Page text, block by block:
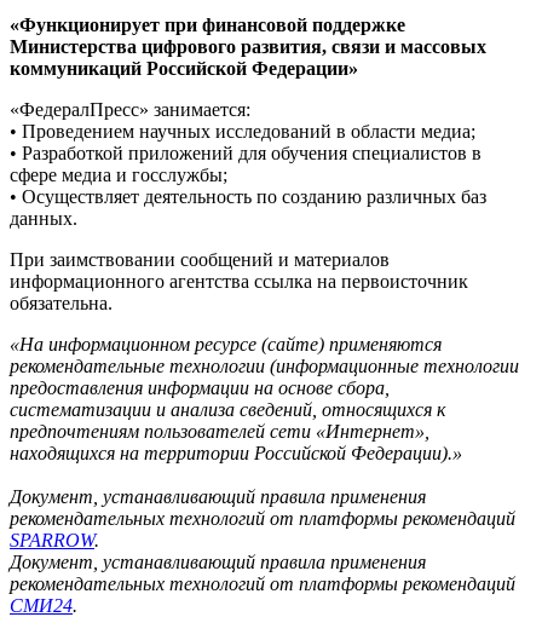
«Функционирует при финансовой поддержке
Министерства цифрового развития, связи и массовых
коммуникаций Российской Федерации»
«ФедералПресс» занимается:
• Проведением научных исследований в области медиа;
• Разработкой приложений для обучения специалистов в
сфере медиа и госслужбы;
• Осуществляет деятельность по созданию различных баз
данных.
При заимствовании сообщений и материалов
информационного агентства ссылка на первоисточник
обязательна.
«На информационном ресурсе (сайте) применяются
рекомендательные технологии (информационные технологии
предоставления информации на основе сбора,
систематизации и анализа сведений, относящихся к
предпочтениям пользователей сети «Интернет»,
находящихся на территории Российской Федерации).»
Документ, устанавливающий правила применения
рекомендательных технологий от платформы рекомендаций
SPARROW.
Документ, устанавливающий правила применения
рекомендательных технологий от платформы рекомендаций
СМИ24.